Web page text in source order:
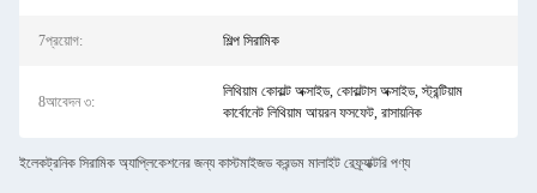
7প্রয়োগ: শিল্প সিরামিক
8আবেদন ৩:
লিথিয়াম কোবাল্ট অক্সাইড, কোবাল্টাস অক্সাইড, স্ট্রন্টিয়াম
কার্বোনেট লিথিয়াম আয়রন ফসফেট, রাসায়নিক
ইলেকট্রনিক সিরামিক অ্যাপ্লিকেশনের জন্য কাস্টমাইজড করন্ডম মালাইট রেফ্র্যাক্টরি পণ্য